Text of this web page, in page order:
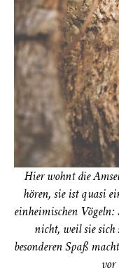
Hier wohnt die
hören, sie ist quasi
einheimischen
nicht, weil sie sich
besonderen Spaß
vor